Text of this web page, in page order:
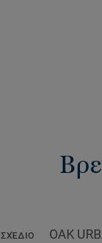
ΣΧΈΔΙΟ OAK